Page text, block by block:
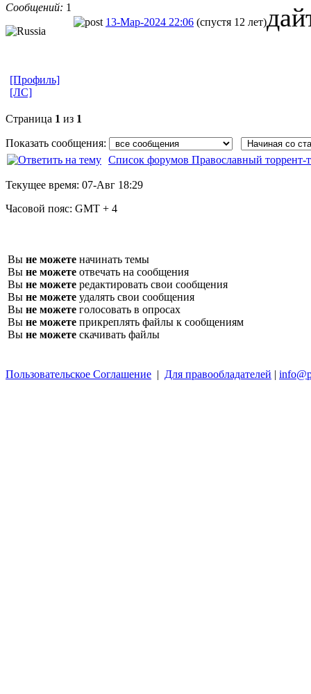
Сообщений: 1
13-Мар-2024 22:06 (спустя 12 лет)
[Профиль]
[ЛС]
Страница 1 из 1
Показать сообщения:
Список форумов Православный торрент-
Текущее время: 07-Авг 18:29
Часовой пояс: GMT + 4
Вы не можете начинать темы
Вы не можете отвечать на сообщения
Вы не можете редактировать свои сообщения
Вы не можете удалять свои сообщения
Вы не можете голосовать в опросах
Вы не можете прикреплять файлы к сообщениям
Вы не можете скачивать файлы
Пользовательское Соглашение | Для правообладателей |